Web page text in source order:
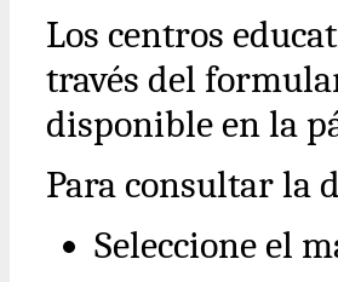
Los centros
través del
disponible en la
Para consultar la
Seleccione el